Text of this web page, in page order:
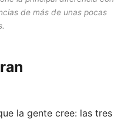
de más de unas pocas
la gente cree: las tres